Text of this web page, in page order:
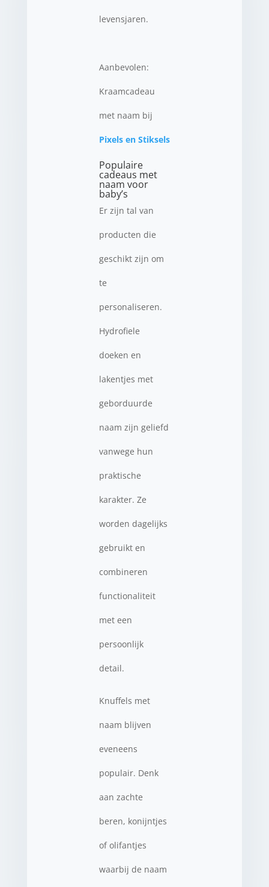
levensjaren.
Aanbevolen:
Kraamcadeau
met naam bij
Pixels en Stiksels
Populaire
cadeaus met
naam voor
baby’s
Er zijn tal van
producten die
geschikt zijn om
te
personaliseren.
Hydrofiele
doeken en
lakentjes met
geborduurde
naam zijn geliefd
vanwege hun
praktische
karakter. Ze
worden dagelijks
gebruikt en
combineren
functionaliteit
met een
persoonlijk
detail.
Knuffels met
naam blijven
eveneens
populair. Denk
aan zachte
beren, konijntjes
of olifantjes
waarbij de naam